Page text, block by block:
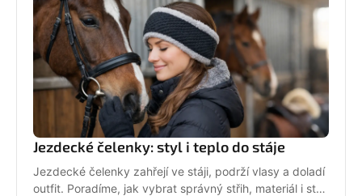
Jezdecké čelenky: styl i teplo do stáje
Jezdecké čelenky zahřejí ve stáji, podrží vlasy a doladí
outfit. Poradíme, jak vybrat správný střih, materiál i styl